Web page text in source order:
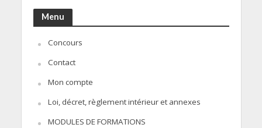
Menu
Concours
Contact
Mon compte
Loi, décret, règlement intérieur et annexes
MODULES DE FORMATIONS